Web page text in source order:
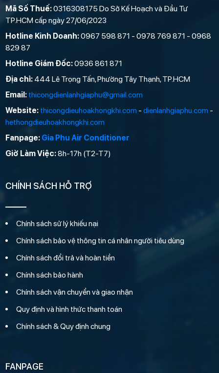
Mã Số Thuế:0316308175 Do Sở Kế Hoạch và Đầu Tư
TP.HCM cấp ngày 27/06/2023
Hotline Kinh Doanh:0967 598 871 - 0978 769 871 - 0968
829 87
Hotline Giám Đốc:0936 861 871
Địa chỉ: 444 Lê Trọng Tấn, Phường Tây Thạnh, TP.HCM
Email: thicongdienlanhgiaphu@gmail.com
Website: thicongdieuhoakhongkhi.com -dienlanhgiaphu.com -
hethongdieuhoakhongkhi.com
Fanpage: Gia Phu Air Conditioner
Giờ Làm Việc:8h-17h (T2-T7)
CHÍNH SÁCH HỖ TRỢ
Chính sách sử lý khiếu nại
Chính sách bảo vệ thông tin cá nhân người tiêu dùng
Chính sách đổi trả và hoàn tiền
Chính sách bảo hành
Chính sách vận chuyển và giao nhận
Quy định và hình thức thanh toán
Chính sách & Quy định chung
FANPAGE